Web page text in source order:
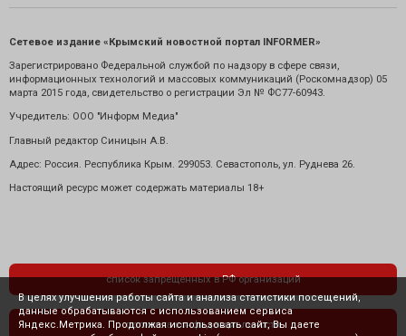
Сетевое издание «Крымский новостной портал INFORMER»
Зарегистрировано Федеральной службой по надзору в сфере связи,
информационных технологий и массовых коммуникаций (Роскомнадзор) 05
марта 2015 года, свидетельство о регистрации Эл № ФС77-60943.
Учредитель: ООО "Информ Медиа"
Главный редактор Синицын А.В.
Адрес: Россия. Республика Крым. 299053. Севастополь, ул. Руднева 26.
Настоящий ресурс может содержать материалы 18+
список запрещенных в РФ организаций
политика конфиденциальности
В целях улучшения работы сайта и анализа статистики посещений,
данные обрабатываются с использованием сервиса
Яндекс.Метрика. Продолжая использовать сайт, Вы даете